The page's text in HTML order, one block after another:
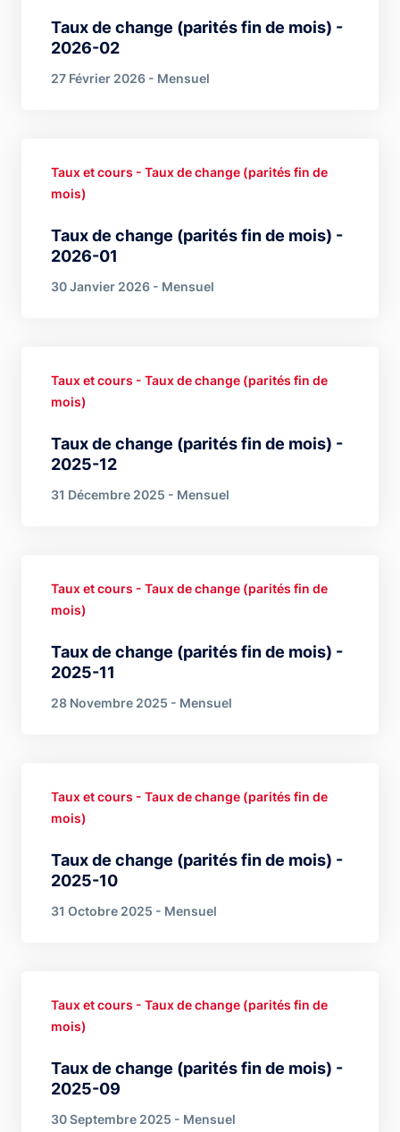
Taux de change (parités fin de mois) -
2026-02
27 Février 2026 - Mensuel
Taux de change (parités fin de mois) -
2026-01
Taux et cours - Taux de change (parités fin de
mois)
30 Janvier 2026 - Mensuel
Taux de change (parités fin de mois) -
2025-12
Taux et cours - Taux de change (parités fin de
mois)
31 Décembre 2025 - Mensuel
Taux de change (parités fin de mois) -
2025-11
Taux et cours - Taux de change (parités fin de
mois)
28 Novembre 2025 - Mensuel
Taux de change (parités fin de mois) -
2025-10
Taux et cours - Taux de change (parités fin de
mois)
31 Octobre 2025 - Mensuel
Taux de change (parités fin de mois) -
2025-09
Taux et cours - Taux de change (parités fin de
mois)
30 Septembre 2025 - Mensuel